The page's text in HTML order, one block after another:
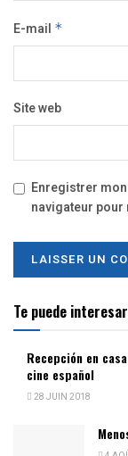
E-mail *
Site web
Enregistrer
navigateur
Te puede interesar
Recepción en
cine español
28 JUIN 2018